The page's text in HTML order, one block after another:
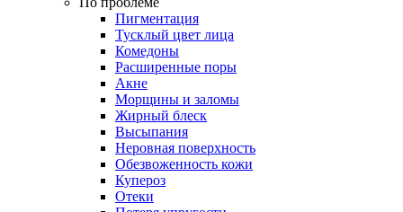
Пигментация
Тусклый цвет лица
Комедоны
Расширенные поры
Акне
Морщины и заломы
Жирный блеск
Высыпания
Неровная поверхность
Обезвоженность кожи
Купероз
Отеки